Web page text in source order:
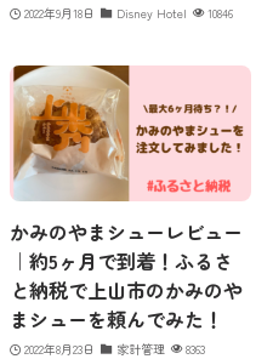
2022年9月18日 Disney Hotel 10846
かみのやまシューレビュー
｜約5ヶ月で到着！ふるさ
と納税で上山市のかみのや
まシューを頼んでみた！
2022年8月23日 家計管理 8363